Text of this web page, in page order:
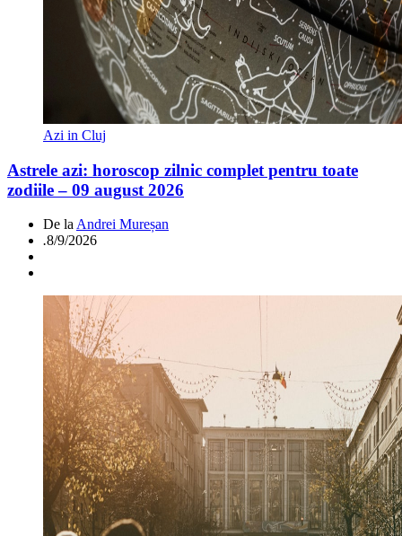
Azi in Cluj
Astrele azi: horoscop zilnic complet pentru toate
zodiile – 09 august 2026
De la Andrei Mureșan
.8/9/2026